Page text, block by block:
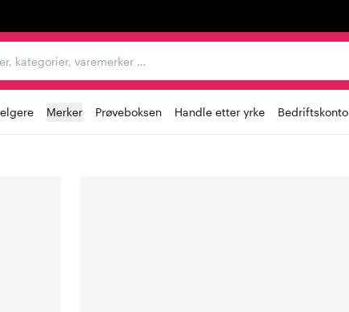
kategorier, varemerker …
Merker Prøveboksen Handle etter yrke Bedriftskonto